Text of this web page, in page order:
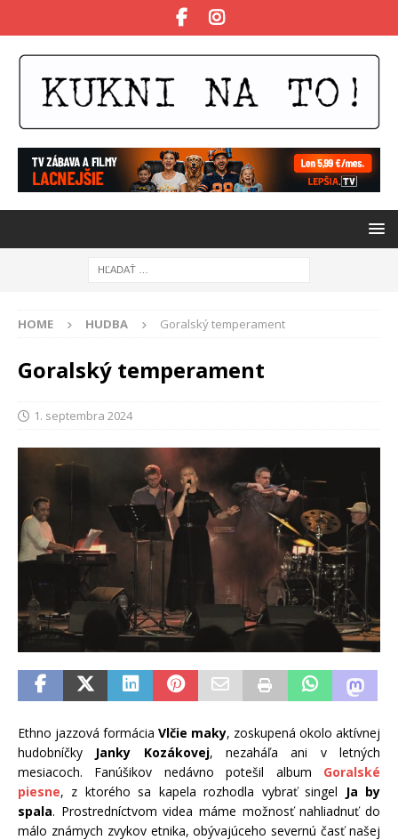
HOME HUDBA Goralský temperament
Goralský temperament
1. septembra 2024
Ethno jazzová formácia Vlčie maky, zoskupená okolo aktívnej
hudobníčky Janky Kozákovej, nezaháľa ani v letných
mesiacoch. Fanúšikov nedávno potešil album Goralské
piesne, z ktorého sa kapela rozhodla vybrať singel
Ja by
spala. Prostredníctvom videa máme možnosť nahliadnuť do
málo známych zvykov etnika, obývajúceho severnú časť našej